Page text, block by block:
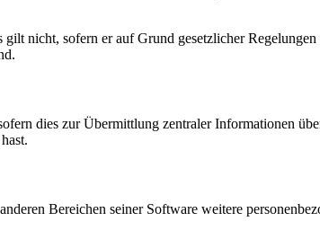
nicht, sofern er auf Grund gesetzlicher
dies zur Übermittlung zentraler Informationen
Bereichen seiner Software weitere